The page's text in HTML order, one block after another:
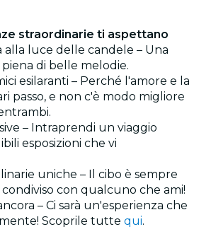
straordinarie ti aspettano
alla luce delle candele – Una
di belle melodie.
esilaranti – Perché l'amore e la
passo, e non c'è modo migliore
– Intraprendi un viaggio
esposizioni che vi
uniche – Il cibo è sempre
con qualcuno che ami!
– Ci sarà un'esperienza che
Scoprile tutte qui.